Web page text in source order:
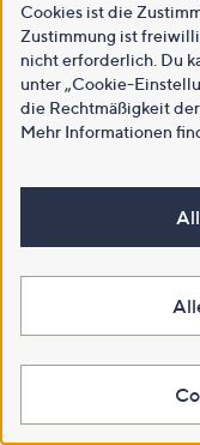
Cookies ist die
Zustimmung ist
nicht erforderlich. Du
unter „Cookie-
die Rechtmäßigkeit
Mehr Informationen